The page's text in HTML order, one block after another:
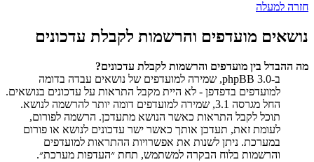
חזרה למעלה
נושאים מועדפים והרשמות לקבלת עדכונים
מה ההבדל בין מועדפים והרשמות לקבלת עדכונים?
ב-phpBB 3.0, שמירה למועדפים של נושאים עבדה בדומה
למועדפים בדפדפן - לא היית מקבל התראות על עדכונים בנושאים.
החל מגרסה 3.1, שמירה למועדפים דומה יותר להרשמה לנושא.
תוכל לקבל התראות כאשר הנושא מתעדכן. הרשמה לפורום,
לעומת זאת, תעדכן אותך כאשר ישר עדכונים לנושא או פורום
במערכת. ניתן לשנות את אפשרויות ההתראות למועדפים
והרשמות בלוח הבקרה למשתמש, תחת ״העדפות מערכת״.